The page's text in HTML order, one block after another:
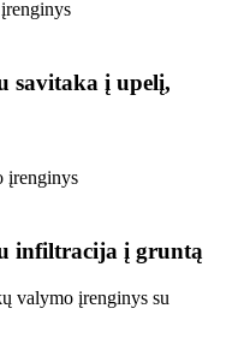
savitaka į upelį,
infiltracija į gruntą